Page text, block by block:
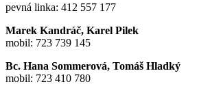
pevná linka: 412 557 177
Marek Kandráč, Karel Pilek
mobil: 723 739 145
Bc. Hana Sommerová, Tomáš Hladký
mobil: 723 410 780